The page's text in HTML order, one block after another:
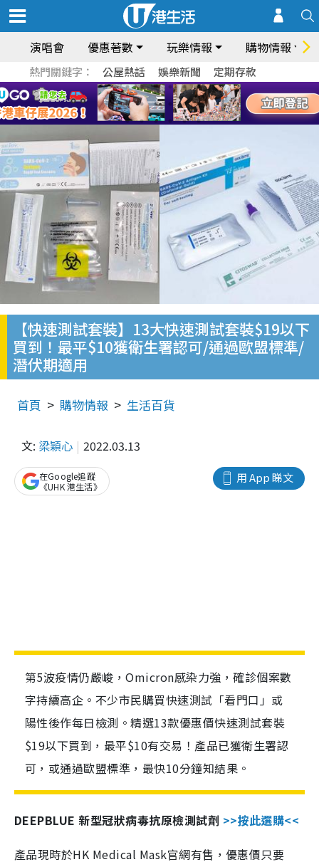
演唱會 優惠著數 玩樂情報 購物情報
熱門關鍵字： 公屋熱話 娛樂新聞 定期存款
【快速測試套裝】13大快速測試套裝$19以下
買到！最平$10獲衛生署認可/通過歐盟標準/
潛伏期適用
首頁 購物情報 生活百貨
文: 梁穎心 2022.03.13
用 App 睇文
在Google追蹤
《UHK 港生活》
第5波疫情仍嚴峻，Omicron感染力強，確診個案數
字持續高企。不少市民購買快速測試「看門口」或
陽性後作每日檢測。精選13款優惠價快速測試套裝
$19以下買到，最平$10有交易！產品已獲衛生署認
可，或通過歐盟標準，最快10分鐘知結果。
DEEPBLUE 新型冠狀病毒抗原檢測試劑 >>按此選購<<
產品現時於HK Medical Mask官網有售，優惠價只要